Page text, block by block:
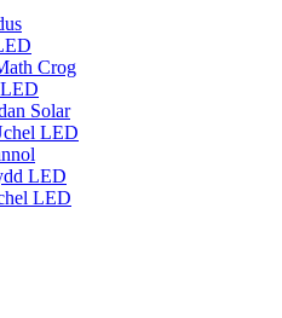
Crog
Solar
LED
LED
LED